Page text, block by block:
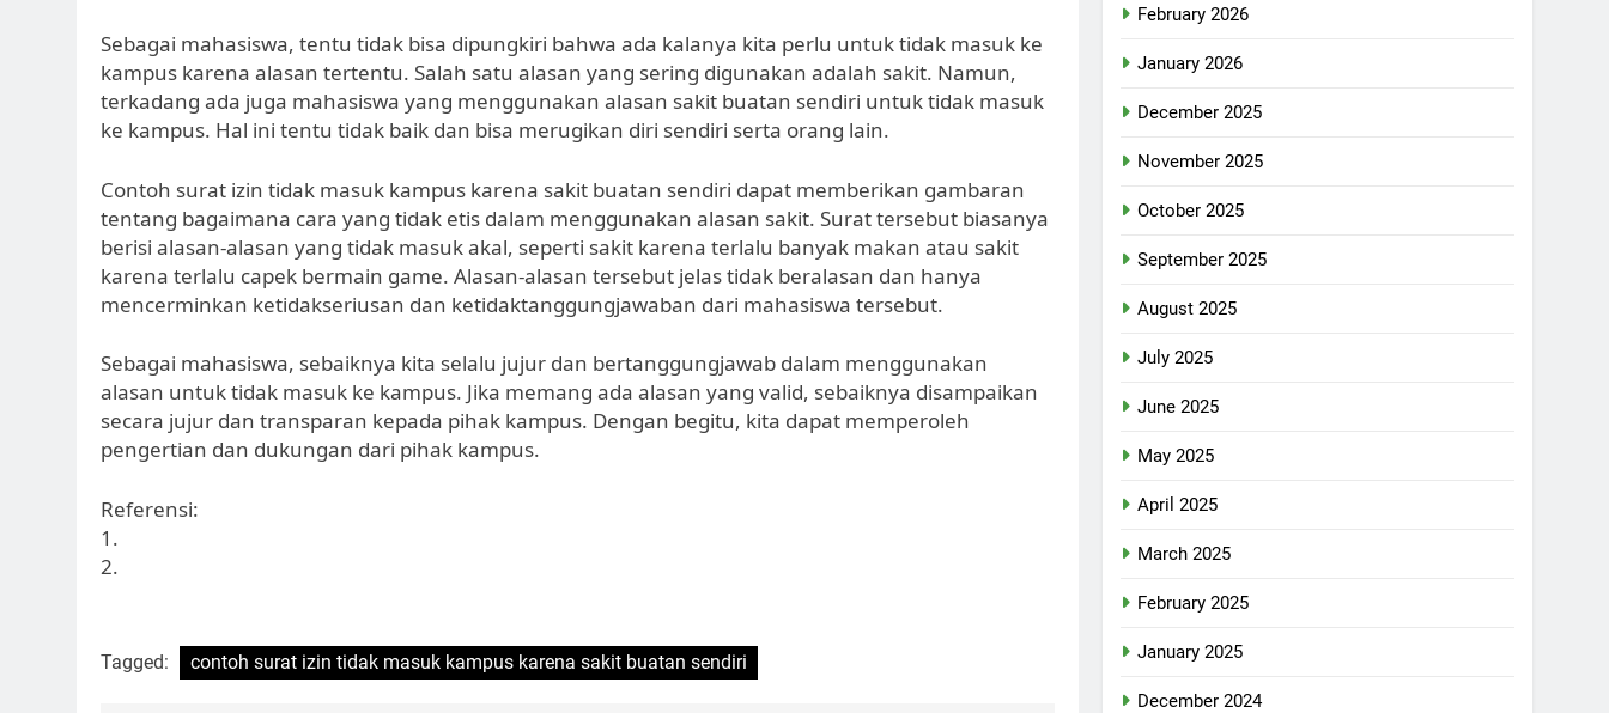
Sebagai mahasiswa, tentu tidak bisa dipungkiri bahwa ada kalanya kita perlu untuk tidak masuk ke
kampus karena alasan tertentu. Salah satu alasan yang sering digunakan adalah sakit. Namun,
terkadang ada juga mahasiswa yang menggunakan alasan sakit buatan sendiri untuk tidak masuk
ke kampus. Hal ini tentu tidak baik dan bisa merugikan diri sendiri serta orang lain.
Contoh surat izin tidak masuk kampus karena sakit buatan sendiri dapat memberikan gambaran
tentang bagaimana cara yang tidak etis dalam menggunakan alasan sakit. Surat tersebut biasanya
berisi alasan-alasan yang tidak masuk akal, seperti sakit karena terlalu banyak makan atau sakit
karena terlalu capek bermain game. Alasan-alasan tersebut jelas tidak beralasan dan hanya
mencerminkan ketidakseriusan dan ketidaktanggungjawaban dari mahasiswa tersebut.
Sebagai mahasiswa, sebaiknya kita selalu jujur dan bertanggungjawab dalam menggunakan
alasan untuk tidak masuk ke kampus. Jika memang ada alasan yang valid, sebaiknya disampaikan
secara jujur dan transparan kepada pihak kampus. Dengan begitu, kita dapat memperoleh
pengertian dan dukungan dari pihak kampus.
Referensi:
1.
2.
Tagged: contoh surat izin tidak masuk kampus karena sakit buatan sendiri
February 2026
January 2026
December 2025
November 2025
October 2025
September 2025
August 2025
July 2025
June 2025
May 2025
April 2025
March 2025
February 2025
January 2025
December 2024